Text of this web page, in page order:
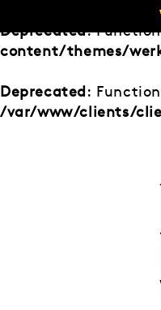
Inhalt
springen
Deprecated:
content/themes/
Deprecated:
/var/www/clients/